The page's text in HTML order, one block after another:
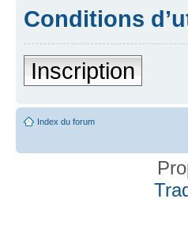
Conditions
Inscription
Index du forum